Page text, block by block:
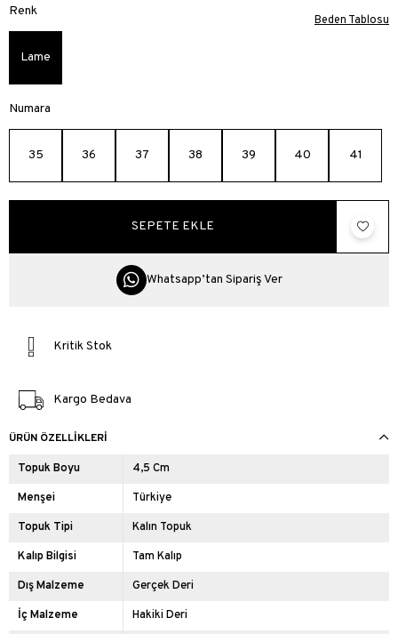
Renk
Lame
Numara
35 36 37 38 39 40 41
Beden Tablosu
Whatsapp’tan Sipariş Ver
Kritik Stok
Kargo Bedava
ÜRÜN ÖZELLIKLERI
Topuk Boyu 4,5 Cm
Menşei Türkiye
Topuk Tipi Kalın Topuk
Kalıp Bilgisi Tam Kalıp
Dış Malzeme Gerçek Deri
İç Malzeme Hakiki Deri